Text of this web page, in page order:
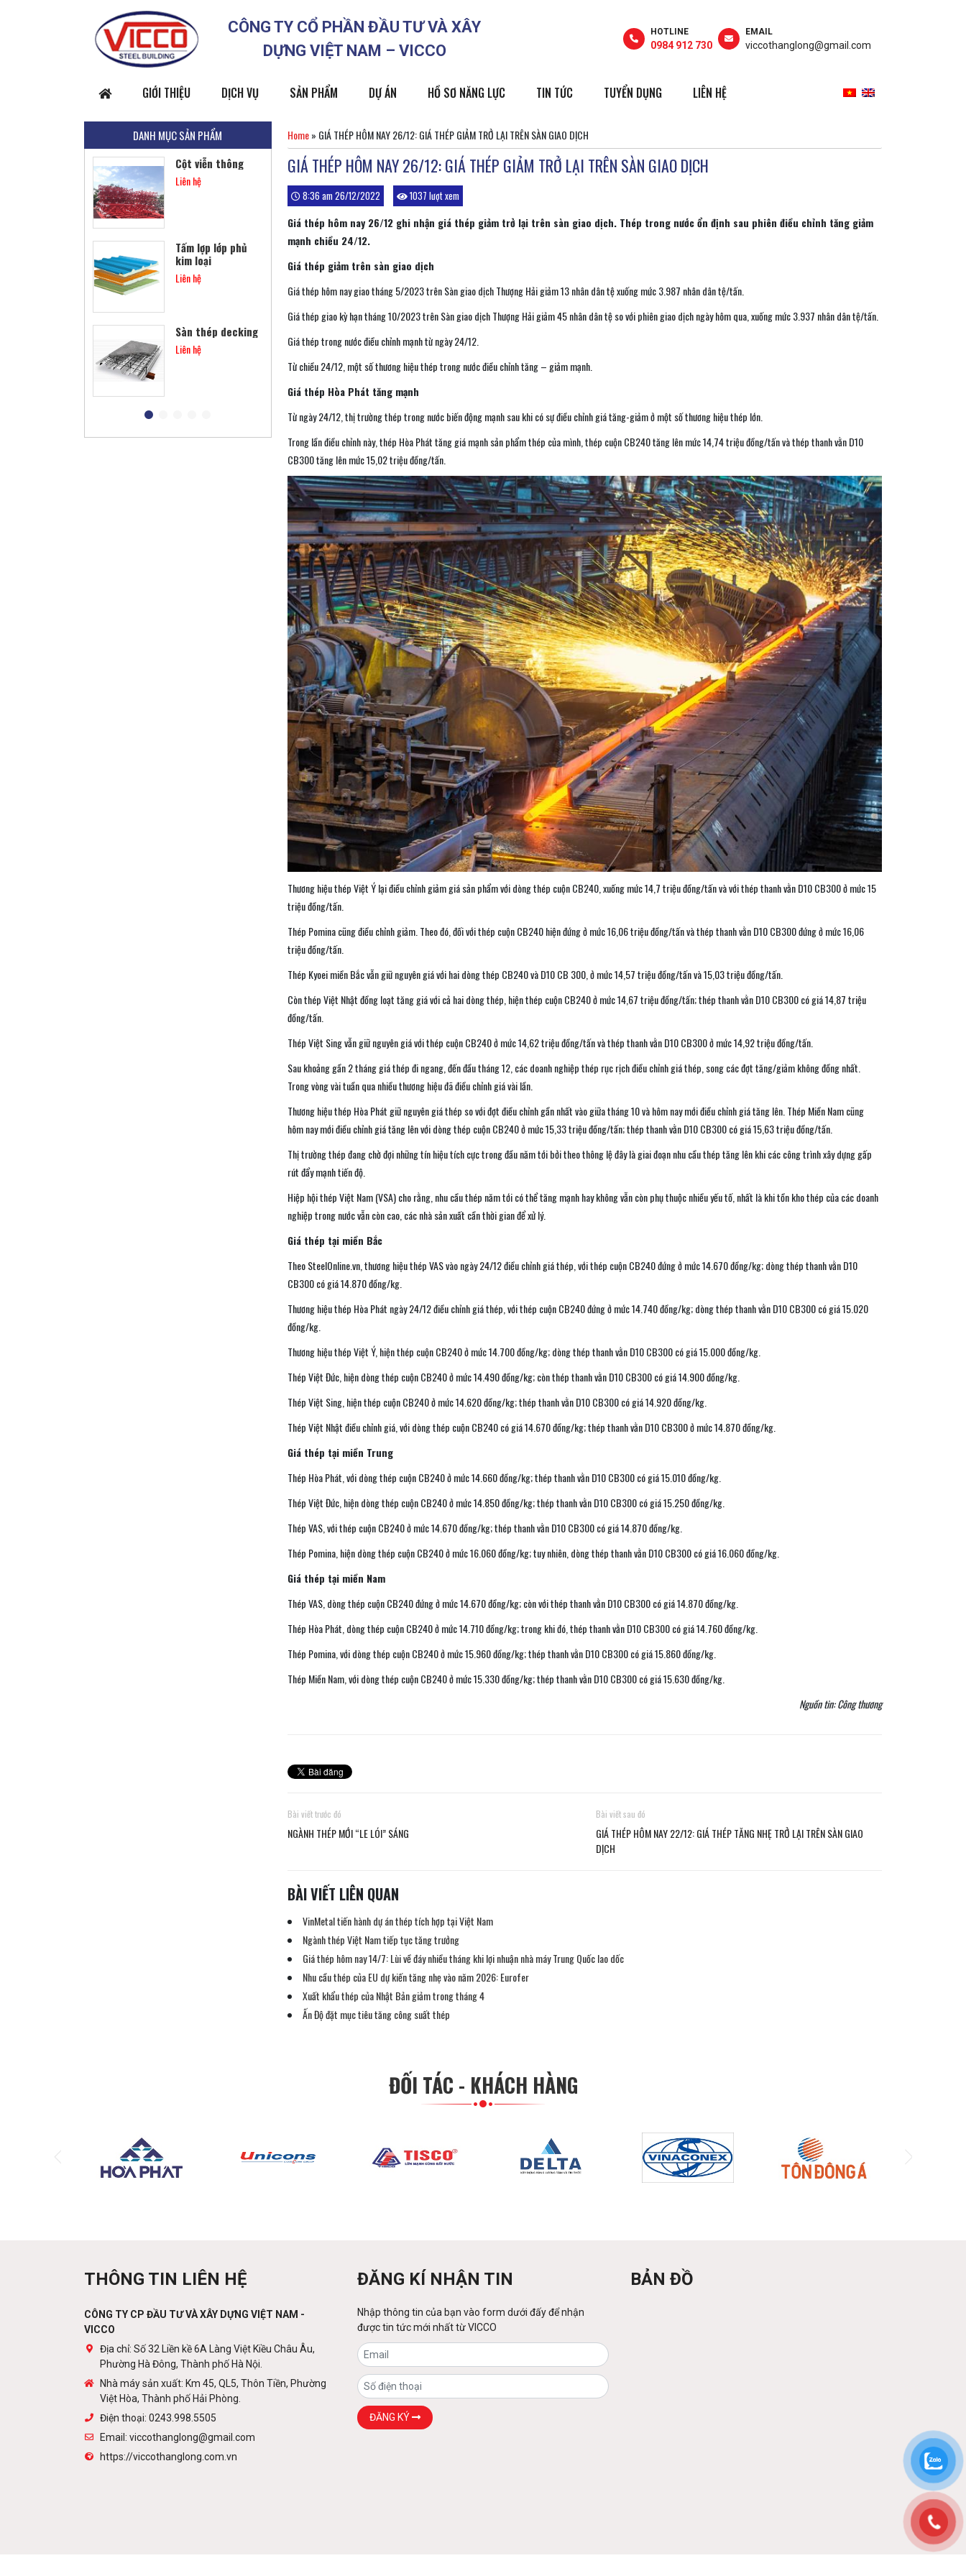
CÔNG TY CỔ PHẦN ĐẦU TƯ VÀ XÂY
DỰNG VIỆT NAM – VICCO
HOTLINE
0984 912 730
EMAIL
viccothanglong@gmail.com
GIỚI THIỆU DỊCH VỤ SẢN PHẨM DỰ ÁN HỒ SƠ NĂNG LỰC TIN TỨC TUYỂN DỤNG LIÊN HỆ
Home» GIÁ THÉP HÔM NAY 26/12: GIÁ THÉP GIẢM TRỞ LẠI TRÊN SÀN GIAO DỊCH
GIÁ THÉP HÔM NAY 26/12: GIÁ THÉP GIẢM TRỞ LẠI TRÊN SÀN GIAO DỊCH
8:36 am 26/12/2022 1037 lượt xem
Giá thép hôm nay 26/12 ghi nhận giá thép giảm trở lại trên sàn giao dịch. Thép trong nước ổn định sau phiên điều chỉnh tăng giảm
mạnh chiều 24/12.
Giá thép giảm trên sàn giao dịch
Giá thép hôm nay giao tháng 5/2023 trên Sàn giao dịch Thượng Hải giảm 13 nhân dân tệ xuống mức 3.987 nhân dân tệ/tấn.
Giá thép giao kỳ hạn tháng 10/2023 trên Sàn giao dịch Thượng Hải giảm 45 nhân dân tệ so với phiên giao dịch ngày hôm qua, xuống mức 3.937 nhân dân tệ/tấn.
Giá thép trong nước điều chỉnh mạnh từ ngày 24/12.
Từ chiều 24/12, một số thương hiệu thép trong nước điều chỉnh tăng – giảm mạnh.
Giá thép Hòa Phát tăng mạnh
Từ ngày 24/12, thị trường thép trong nước biến động mạnh sau khi có sự điều chỉnh giá tăng-giảm ở một số thương hiệu thép lớn.
Trong lần điều chỉnh này, thép Hòa Phát tăng giá mạnh sản phẩm thép của mình, thép cuộn CB240 tăng lên mức 14,74 triệu đồng/tấn và thép thanh vằn D10
CB300 tăng lên mức 15,02 triệu đồng/tấn.
Thương hiệu thép Việt Ý lại điều chỉnh giảm giá sản phẩm với dòng thép cuộn CB240, xuống mức 14,7 triệu đồng/tấn và với thép thanh vằn D10 CB300 ở mức 15
triệu đồng/tấn.
Thép Pomina cũng điều chỉnh giảm. Theo đó, đối với thép cuộn CB240 hiện đứng ở mức 16,06 triệu đồng/tấn và thép thanh vằn D10 CB300 đứng ở mức 16,06
triệu đồng/tấn.
Thép Kyoei miền Bắc vẫn giữ nguyên giá với hai dòng thép CB240 và D10 CB 300, ở mức 14,57 triệu đồng/tấn và 15,03 triệu đồng/tấn.
Còn thép Việt Nhật đồng loạt tăng giá với cả hai dòng thép, hiện thép cuộn CB240 ở mức 14,67 triệu đồng/tấn; thép thanh vằn D10 CB300 có giá 14,87 triệu
đồng/tấn.
Thép Việt Sing vẫn giữ nguyên giá với thép cuộn CB240 ở mức 14,62 triệu đồng/tấn và thép thanh vằn D10 CB300 ở mức 14,92 triệu đồng/tấn.
Sau khoảng gần 2 tháng giá thép đi ngang, đến đầu tháng 12, các doanh nghiệp thép rục rịch điều chỉnh giá thép, song các đợt tăng/giảm không đồng nhất.
Trong vòng vài tuần qua nhiều thương hiệu đã điều chỉnh giá vài lần.
Thương hiệu thép Hòa Phát giữ nguyên giá thép so với đợt điều chỉnh gần nhất vào giữa tháng 10 và hôm nay mới điều chỉnh giá tăng lên. Thép Miền Nam cũng
hôm nay mới điều chỉnh giá tăng lên với dòng thép cuộn CB240 ở mức 15,33 triệu đồng/tấn; thép thanh vằn D10 CB300 có giá 15,63 triệu đồng/tấn.
Thị trường thép đang chờ đợi những tín hiệu tích cực trong đầu năm tới bởi theo thông lệ đây là giai đoạn nhu cầu thép tăng lên khi các công trình xây dựng gấp
rút đẩy mạnh tiến độ.
Hiệp hội thép Việt Nam (VSA) cho rằng, nhu cầu thép năm tới có thể tăng mạnh hay không vẫn còn phụ thuộc nhiều yếu tố, nhất là khi tồn kho thép của các doanh
nghiệp trong nước vẫn còn cao, các nhà sản xuất cần thời gian để xử lý.
Giá thép tại miền Bắc
Theo SteelOnline.vn, thương hiệu thép VAS vào ngày 24/12 điều chỉnh giá thép, với thép cuộn CB240 đứng ở mức 14.670 đồng/kg; dòng thép thanh vằn D10
CB300 có giá 14.870 đồng/kg.
Thương hiệu thép Hòa Phát ngày 24/12 điều chỉnh giá thép, với thép cuộn CB240 đứng ở mức 14.740 đồng/kg; dòng thép thanh vằn D10 CB300 có giá 15.020
đồng/kg.
Thương hiệu thép Việt Ý, hiện thép cuộn CB240 ở mức 14.700 đồng/kg; dòng thép thanh vằn D10 CB300 có giá 15.000 đồng/kg.
Thép Việt Đức, hiện dòng thép cuộn CB240 ở mức 14.490 đồng/kg; còn thép thanh vằn D10 CB300 có giá 14.900 đồng/kg.
Thép Việt Sing, hiện thép cuộn CB240 ở mức 14.620 đồng/kg; thép thanh vằn D10 CB300 có giá 14.920 đồng/kg.
Thép Việt Nhật điều chỉnh giá, với dòng thép cuộn CB240 có giá 14.670 đồng/kg; thép thanh vằn D10 CB300 ở mức 14.870 đồng/kg.
Giá thép tại miền Trung
Thép Hòa Phát, với dòng thép cuộn CB240 ở mức 14.660 đồng/kg; thép thanh vằn D10 CB300 có giá 15.010 đồng/kg.
Thép Việt Đức, hiện dòng thép cuộn CB240 ở mức 14.850 đồng/kg; thép thanh vằn D10 CB300 có giá 15.250 đồng/kg.
Thép VAS, với thép cuộn CB240 ở mức 14.670 đồng/kg; thép thanh vằn D10 CB300 có giá 14.870 đồng/kg.
Thép Pomina, hiện dòng thép cuộn CB240 ở mức 16.060 đồng/kg; tuy nhiên, dòng thép thanh vằn D10 CB300 có giá 16.060 đồng/kg.
Giá thép tại miền Nam
Thép VAS, dòng thép cuộn CB240 đứng ở mức 14.670 đồng/kg; còn với thép thanh vằn D10 CB300 có giá 14.870 đồng/kg.
Thép Hòa Phát, dòng thép cuộn CB240 ở mức 14.710 đồng/kg; trong khi đó, thép thanh vằn D10 CB300 có giá 14.760 đồng/kg.
Thép Pomina, với dòng thép cuộn CB240 ở mức 15.960 đồng/kg; thép thanh vằn D10 CB300 có giá 15.860 đồng/kg.
Thép Miền Nam, với dòng thép cuộn CB240 ở mức 15.330 đồng/kg; thép thanh vằn D10 CB300 có giá 15.630 đồng/kg.
Nguồn tin: Công thương
Bài viết trước đó
NGÀNH THÉP MỚI “LE LÓI” SÁNG
Bài viết sau đó
GIÁ THÉP HÔM NAY 22/12: GIÁ THÉP TĂNG NHẸ TRỞ LẠI TRÊN SÀN GIAO
DỊCH
BÀI VIẾT LIÊN QUAN
VinMetal tiến hành dự án thép tích hợp tại Việt Nam
Ngành thép Việt Nam tiếp tục tăng trưởng
Giá thép hôm nay 14/7: Lùi về đáy nhiều tháng khi lợi nhuận nhà máy Trung Quốc lao dốc
Nhu cầu thép của EU dự kiến ​​tăng nhẹ vào năm 2026: Eurofer
Xuất khẩu thép của Nhật Bản giảm trong tháng 4
Ấn Độ đặt mục tiêu tăng công suất thép
DANH MỤC SẢN PHẨM
Liên hệ
chế
Cột viễn thông
Liên hệ
Tấm lợp lớp phủ
kim loại
Liên hệ
Sàn thép decking
Liên hệ
ĐỐI TÁC - KHÁCH HÀNG
THÔNG TIN LIÊN HỆ
CÔNG TY CP ĐẦU TƯ VÀ XÂY DỰNG VIỆT NAM -
VICCO
Địa chỉ: Số 32 Liền kề 6A Làng Việt Kiều Châu Âu,
Phường Hà Đông, Thành phố Hà Nội.
Nhà máy sản xuất: Km 45, QL5, Thôn Tiền, Phường
Việt Hòa, Thành phố Hải Phòng.
Điện thoại: 0243.998.5505
Email: viccothanglong@gmail.com
https://viccothanglong.com.vn
ĐĂNG KÍ NHẬN TIN
Nhập thông tin của bạn vào form dưới đấy để nhận
được tin tức mới nhất từ VICCO
ĐĂNG KÝ
BẢN ĐỒ